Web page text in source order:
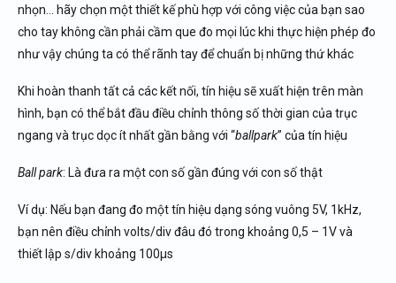
nhọn… hãy chọn một thiết kế phù hợp với công việc của bạn sao
cho tay không cần phải cầm que đo mọi lúc khi thực hiện phép đo
như vậy chúng ta có thể rãnh tay để chuẩn bị những thứ khác
Khi hoàn thanh tất cả các kết nối, tín hiệu sẽ xuất hiện trên màn
hình, bạn có thể bắt đầu điều chỉnh thông số thời gian của trục
ngang và trục dọc ít nhất gần bằng với “ballpark” của tín hiệu
Ball park: Là đưa ra một con số gần đúng với con số thật
Ví dụ: Nếu bạn đang đo một tín hiệu dạng sóng vuông 5V, 1kHz,
bạn nên điều chỉnh volts/div đâu đó trong khoảng 0,5 – 1V và
thiết lập s/div khoảng 100µs